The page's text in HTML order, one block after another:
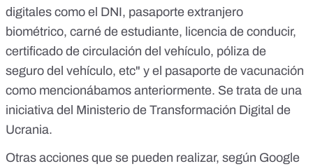
digitales como el DNI, pasaporte extranjero
biométrico, carné de estudiante, licencia de conducir,
certificado de circulación del vehículo, póliza de
seguro del vehículo, etc" y el pasaporte de vacunación
como mencionábamos anteriormente. Se trata de una
iniciativa del Ministerio de Transformación Digital de
Ucrania.
Otras acciones que se pueden realizar, según Google